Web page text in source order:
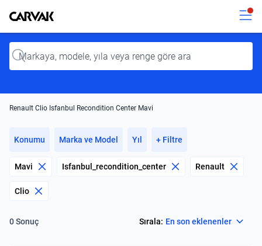
Kavak
Input
Renault Clio Isfanbul Recondition Center Mavi
Konumu Marka ve Model Yıl + Filtre
Mavi Isfanbul_recondition_center Renault
Clio
0 Sonuç Sırala: En son eklenenler